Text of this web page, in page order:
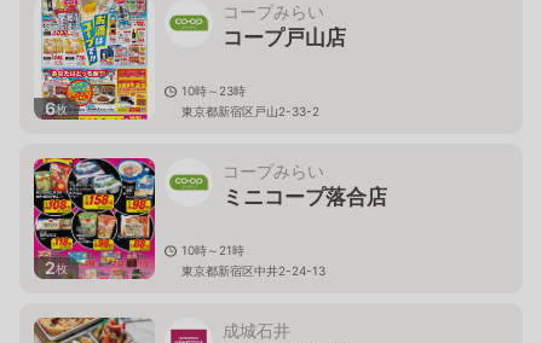
6枚
コープみらい
コープ戸山店
10時～23時
東京都新宿区戸山2-33-2
2枚
コープみらい
ミニコープ落合店
10時～21時
東京都新宿区中井2-24-13
成城石井